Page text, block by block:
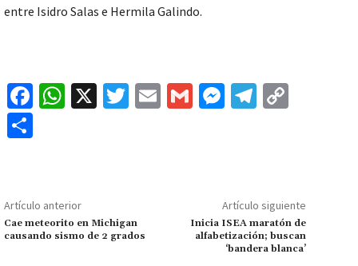
entre Isidro Salas e Hermila Galindo.
Fa
o
k
W
p
p
X
T
E
G
M
ge
r
Te
m Li
n
k
p
ar
Artículo anterior
Cae meteorito en Michigan
causando sismo de 2 grados
Artículo siguiente
Inicia ISEA maratón de
alfabetización; buscan
‘bandera blanca’